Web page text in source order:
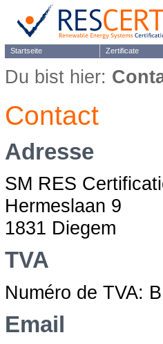
Startseite Zertificate
Du bist hier:
Contact
Adresse
SM RES
Hermeslaan 9
1831 Diegem
TVA
Numéro de TVA:
Email